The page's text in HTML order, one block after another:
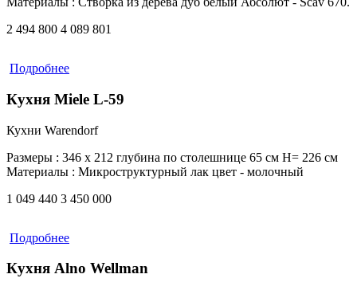
2 494 800 4 089 801
Подробнее
Кухня Miele L-59
Кухни Warendorf
Размеры : 346 х 212 глубина по столешнице 65 см H= 226 см
Материалы : Микроструктурный лак цвет - молочный
1 049 440 3 450 000
Подробнее
Кухня Alno Wellman